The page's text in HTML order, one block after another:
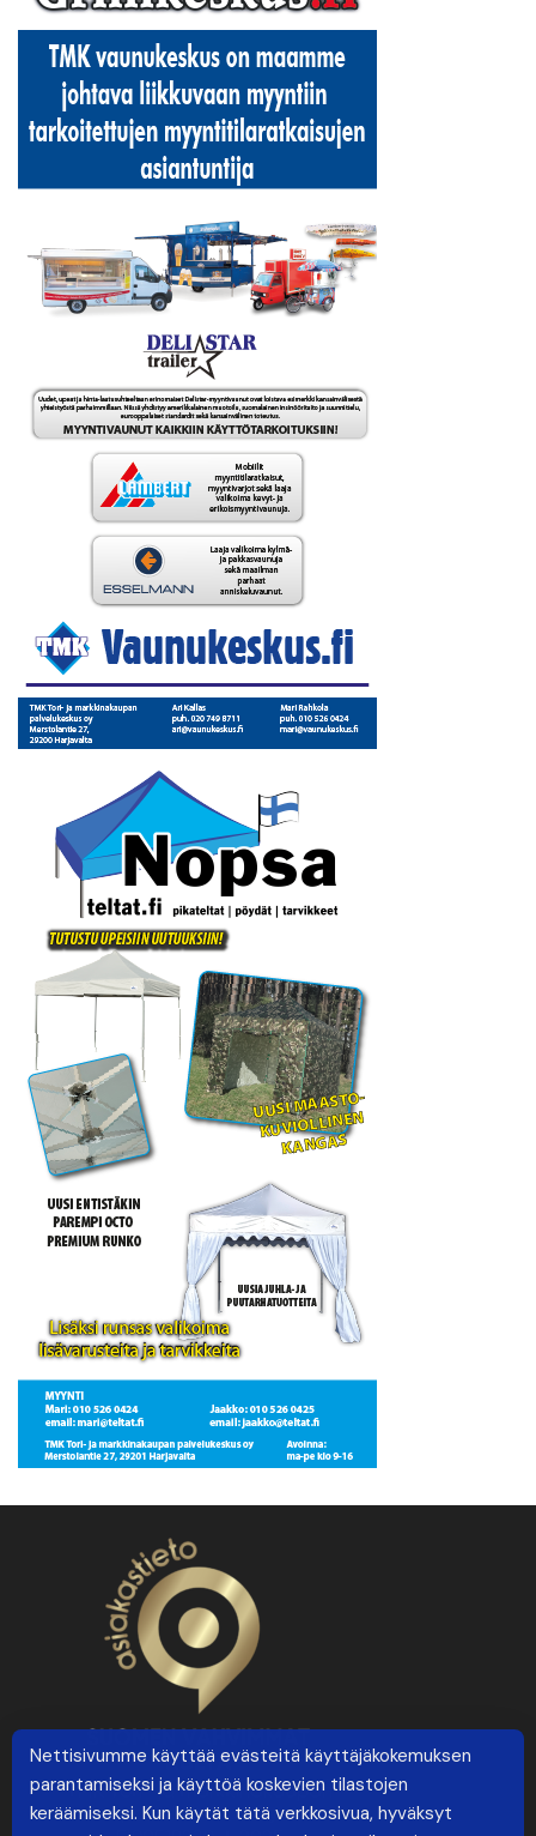
Nettisivumme käyttää evästeitä käyttäjäkokemuksen
parantamiseksi ja käyttöä koskevien tilastojen
keräämiseksi. Kun käytät tätä verkkosivua, hyväksyt